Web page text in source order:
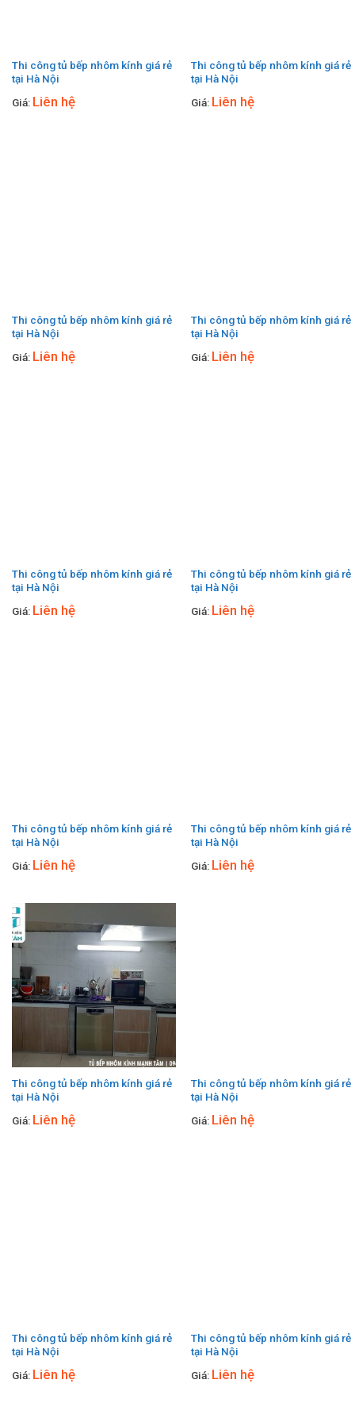
Thi công tủ bếp nhôm kính giá rẻ
tại Hà Nội
Giá: Liên hệ
Thi công tủ bếp nhôm kính giá rẻ
tại Hà Nội
Giá: Liên hệ
Thi công tủ bếp nhôm kính giá rẻ
tại Hà Nội
Giá: Liên hệ
Thi công tủ bếp nhôm kính giá rẻ
tại Hà Nội
Giá: Liên hệ
Thi công tủ bếp nhôm kính giá rẻ
tại Hà Nội
Giá: Liên hệ
Thi công tủ bếp nhôm kính giá rẻ
tại Hà Nội
Giá: Liên hệ
Thi công tủ bếp nhôm kính giá rẻ
tại Hà Nội
Giá: Liên hệ
Thi công tủ bếp nhôm kính giá rẻ
tại Hà Nội
Giá: Liên hệ
Thi công tủ bếp nhôm kính giá rẻ
tại Hà Nội
Giá: Liên hệ
Thi công tủ bếp nhôm kính giá rẻ
tại Hà Nội
Giá: Liên hệ
Thi công tủ bếp nhôm kính giá rẻ
tại Hà Nội
Giá: Liên hệ
Thi công tủ bếp nhôm kính giá rẻ
tại Hà Nội
Giá: Liên hệ